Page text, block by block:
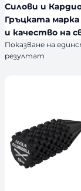
ч
н
о
с
Силови и
Гръцката
и качество на
Показване на
резултат